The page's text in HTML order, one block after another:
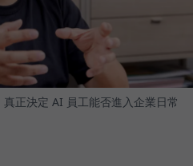
正決定 AI 員工能否進入企業日常